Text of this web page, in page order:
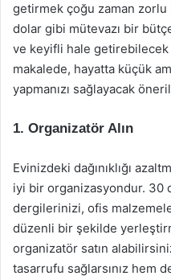
getirmek çoğu zaman
dolar gibi mütevazı bir
ve keyifli hale
makalede, hayatta küçük
yapmanızı sağlayacak
1. Organizatör Alın
Evinizdeki dağınıklığı
iyi bir organizasyondur. 30
dergilerinizi, ofis
düzenli bir şekilde
organizatör satın
tasarrufu sağlarsınız hem